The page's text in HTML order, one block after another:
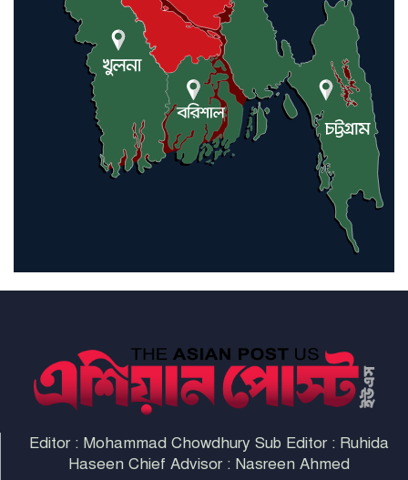
ইরানে কঠোর হামলা অব্যাহত রাখতে
ট্রাম্পকে আহ্বান সৌদি আরবের
ইরাকসহ মধ্যপ্রাচ্যে ২৪ হামলা চালাল
ইরানপন্থি গোষ্ঠী
হরমুজ প্রণালী সুরক্ষায় মিত্ররা সাহায্য
না করলে ন্যাটোর ভবিষ্যৎ খারাপ
Editor : Mohammad Chowdhury Sub Editor : Ruhida
Haseen Chief Advisor : Nasreen Ahmed